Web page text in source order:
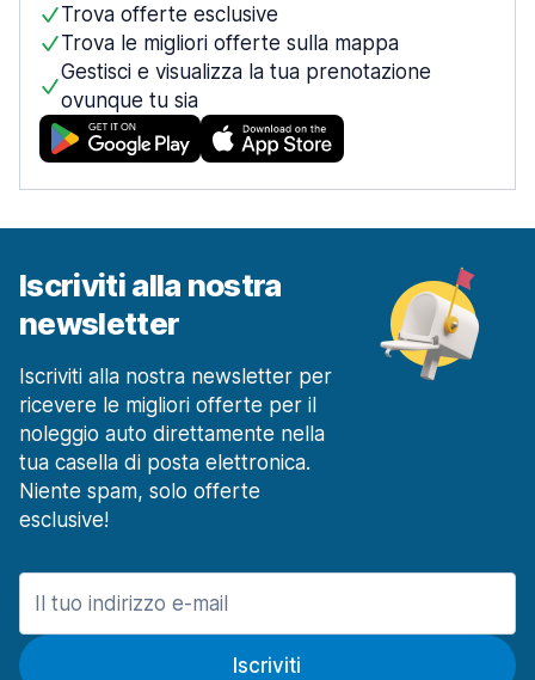
Trova offerte esclusive
Trova le migliori offerte sulla mappa
Gestisci e visualizza la tua prenotazione
ovunque tu sia
Iscriviti alla nostra
newsletter
Iscriviti alla nostra newsletter per
ricevere le migliori offerte per il
noleggio auto direttamente nella
tua casella di posta elettronica.
Niente spam, solo offerte
esclusive!
Iscriviti